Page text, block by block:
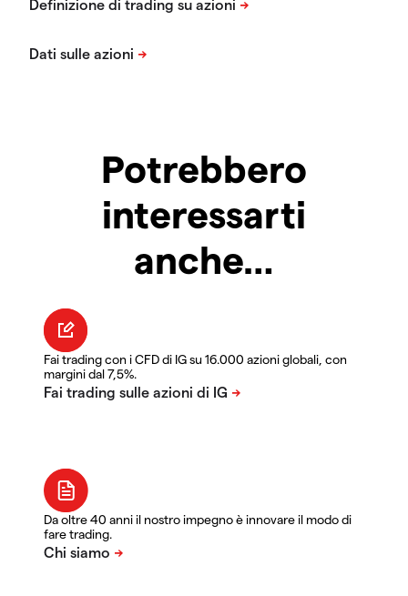
Potrebbero
interessarti
anche…
Fai trading con i CFD di IG su 16.000 azioni globali, con
margini dal 7,5%.
Da oltre 40 anni il nostro impegno è innovare il modo di
fare trading.